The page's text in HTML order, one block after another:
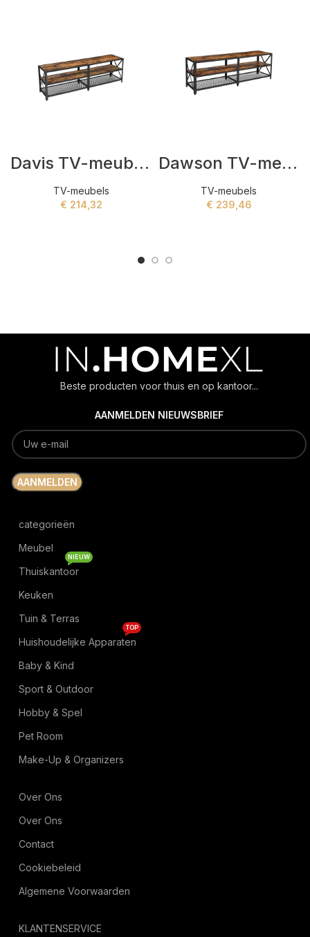
Davis TV-meubels Bruin
TV-meubels
€ 214,32
Dawson TV-meubels Bruin
TV-meubels
€ 239,46
Beste producten voor thuis en op kantoor...
AANMELDEN NIEUWSBRIEF
categorieën
Meubel
Thuiskantoor
NIEUW
Keuken
Tuin & Terras
Huishoudelijke Apparaten
TOP
Baby & Kind
Sport & Outdoor
Hobby & Spel
Pet Room
Make-Up & Organizers
Over Ons
Over Ons
Contact
Cookiebeleid
Algemene Voorwaarden
KLANTENSERVICE